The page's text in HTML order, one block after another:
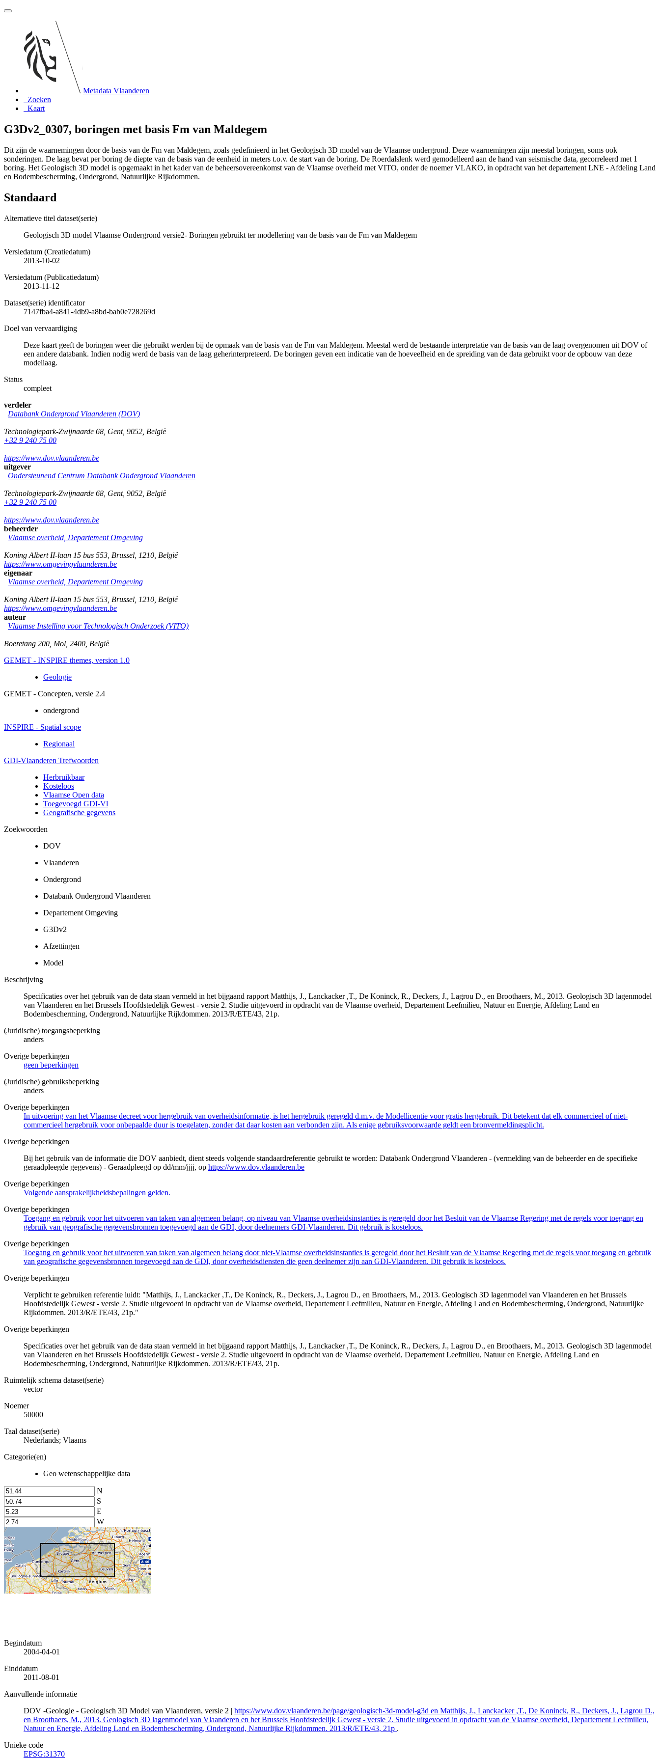
Metadata Vlaanderen
Zoeken
Kaart
G3Dv2_0307, boringen met basis Fm van Maldegem
Dit zijn de waarnemingen door de basis van de Fm van Maldegem, zoals gedefinieerd in het Geologisch 3D model van de Vlaamse ondergrond. Deze waarnemingen zijn meestal boringen, soms ook
sonderingen. De laag bevat per boring de diepte van de basis van de eenheid in meters t.o.v. de start van de boring. De Roerdalslenk werd gemodelleerd aan de hand van seismische data, gecorreleerd met 1
boring. Het Geologisch 3D model is opgemaakt in het kader van de beheersovereenkomst van de Vlaamse overheid met VITO, onder de noemer VLAKO, in opdracht van het departement LNE - Afdeling Land
en Bodembescherming, Ondergrond, Natuurlijke Rijkdommen.
Standaard
Alternatieve titel dataset(serie)
Geologisch 3D model Vlaamse Ondergrond versie2- Boringen gebruikt ter modellering van de basis van de Fm van Maldegem
Versiedatum (Creatiedatum)
2013-10-02
Versiedatum (Publicatiedatum)
2013-11-12
Dataset(serie) identificator
7147fba4-a841-4db9-a8bd-bab0e728269d
Doel van vervaardiging
Deze kaart geeft de boringen weer die gebruikt werden bij de opmaak van de basis van de Fm van Maldegem. Meestal werd de bestaande interpretatie van de basis van de laag overgenomen uit DOV of
een andere databank. Indien nodig werd de basis van de laag geherinterpreteerd. De boringen geven een indicatie van de hoeveelheid en de spreiding van de data gebruikt voor de opbouw van deze
modellaag.
Status
compleet
verdeler
Databank Ondergrond Vlaanderen (DOV)
Technologiepark-Zwijnaarde 68 Gent, 9052 België
+32 9 240 75 00
https://www.dov.vlaanderen.be
uitgever
Ondersteunend Centrum Databank Ondergrond Vlaanderen
Technologiepark-Zwijnaarde 68 Gent, 9052 België
+32 9 240 75 00
https://www.dov.vlaanderen.be
beheerder
Vlaamse overheid, Departement Omgeving
Koning Albert II-laan 15 bus 553 Brussel 1210 België
https://www.omgevingvlaanderen.be
eigenaar
Vlaamse overheid, Departement Omgeving
Koning Albert II-laan 15 bus 553 Brussel 1210 België
https://www.omgevingvlaanderen.be
auteur
Vlaamse Instelling voor Technologisch Onderzoek (VITO)
Boeretang 200 Mol 2400 België
GEMET - INSPIRE themes, version 1.0
Geologie
GEMET - Concepten, versie 2.4
ondergrond
INSPIRE - Spatial scope
Regionaal
GDI-Vlaanderen Trefwoorden
Herbruikbaar
Kosteloos
Vlaamse Open data
Toegevoegd GDI-Vl
Geografische gegevens
Zoekwoorden
DOV
Vlaanderen
Ondergrond
Databank Ondergrond Vlaanderen
Departement Omgeving
G3Dv2
Afzettingen
Model
Beschrijving
Specificaties over het gebruik van de data staan vermeld in het bijgaand rapport Matthijs, J., Lanckacker ,T., De Koninck, R., Deckers, J., Lagrou D., en Broothaers, M., 2013. Geologisch 3D lagenmodel
van Vlaanderen en het Brussels Hoofdstedelijk Gewest - versie 2. Studie uitgevoerd in opdracht van de Vlaamse overheid, Departement Leefmilieu, Natuur en Energie, Afdeling Land en
Bodembescherming, Ondergrond, Natuurlijke Rijkdommen. 2013/R/ETE/43, 21p.
(Juridische) toegangsbeperking
anders
Overige beperkingen
geen beperkingen
(Juridische) gebruiksbeperking
anders
Overige beperkingen
In uitvoering van het Vlaamse decreet voor hergebruik van overheidsinformatie, is het hergebruik geregeld d.m.v. de Modellicentie voor gratis hergebruik. Dit betekent dat elk commercieel of niet-
commercieel hergebruik voor onbepaalde duur is toegelaten, zonder dat daar kosten aan verbonden zijn. Als enige gebruiksvoorwaarde geldt een bronvermeldingsplicht.
Overige beperkingen
Bij het gebruik van de informatie die DOV aanbiedt, dient steeds volgende standaardreferentie gebruikt te worden: Databank Ondergrond Vlaanderen - (vermelding van de beheerder en de specifieke
geraadpleegde gegevens) - Geraadpleegd op dd/mm/jjjj, op https://www.dov.vlaanderen.be
Overige beperkingen
Volgende aansprakelijkheidsbepalingen gelden.
Overige beperkingen
Toegang en gebruik voor het uitvoeren van taken van algemeen belang, op niveau van Vlaamse overheidsinstanties is geregeld door het Besluit van de Vlaamse Regering met de regels voor toegang en
gebruik van geografische gegevensbronnen toegevoegd aan de GDI, door deelnemers GDI-Vlaanderen. Dit gebruik is kosteloos.
Overige beperkingen
Toegang en gebruik voor het uitvoeren van taken van algemeen belang door niet-Vlaamse overheidsinstanties is geregeld door het Besluit van de Vlaamse Regering met de regels voor toegang en gebruik
van geografische gegevensbronnen toegevoegd aan de GDI, door overheidsdiensten die geen deelnemer zijn aan GDI-Vlaanderen. Dit gebruik is kosteloos.
Overige beperkingen
Verplicht te gebruiken referentie luidt: "Matthijs, J., Lanckacker ,T., De Koninck, R., Deckers, J., Lagrou D., en Broothaers, M., 2013. Geologisch 3D lagenmodel van Vlaanderen en het Brussels
Hoofdstedelijk Gewest - versie 2. Studie uitgevoerd in opdracht van de Vlaamse overheid, Departement Leefmilieu, Natuur en Energie, Afdeling Land en Bodembescherming, Ondergrond, Natuurlijke
Rijkdommen. 2013/R/ETE/43, 21p."
Overige beperkingen
Specificaties over het gebruik van de data staan vermeld in het bijgaand rapport Matthijs, J., Lanckacker ,T., De Koninck, R., Deckers, J., Lagrou D., en Broothaers, M., 2013. Geologisch 3D lagenmodel
van Vlaanderen en het Brussels Hoofdstedelijk Gewest - versie 2. Studie uitgevoerd in opdracht van de Vlaamse overheid, Departement Leefmilieu, Natuur en Energie, Afdeling Land en
Bodembescherming, Ondergrond, Natuurlijke Rijkdommen. 2013/R/ETE/43, 21p.
Ruimtelijk schema dataset(serie)
vector
Noemer
50000
Taal dataset(serie)
Nederlands; Vlaams
Categorie(en)
Geo wetenschappelijke data
N
S
E
W
Begindatum
2004-04-01
Einddatum
2011-08-01
Aanvullende informatie
DOV -Geologie - Geologisch 3D Model van Vlaanderen, versie 2 | https://www.dov.vlaanderen.be/page/geologisch-3d-model-g3d en Matthijs, J., Lanckacker ,T., De Koninck, R., Deckers, J., Lagrou D.,
en Broothaers, M., 2013. Geologisch 3D lagenmodel van Vlaanderen en het Brussels Hoofdstedelijk Gewest - versie 2. Studie uitgevoerd in opdracht van de Vlaamse overheid, Departement Leefmilieu,
Natuur en Energie, Afdeling Land en Bodembescherming, Ondergrond, Natuurlijke Rijkdommen. 2013/R/ETE/43, 21p .
Unieke code
EPSG:31370